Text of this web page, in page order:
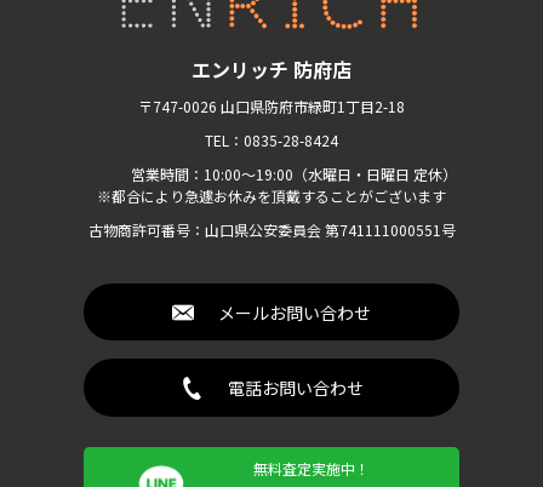
エンリッチ 防府店
〒747-0026 山口県防府市緑町1丁目2-18
TEL：0835-28-8424
営業時間：10:00〜19:00（水曜日・日曜日 定休）
※都合により急遽お休みを頂戴することがございます
古物商許可番号：山口県公安委員会 第741111000551号
メールお問い合わせ
電話お問い合わせ
無料査定実施中！